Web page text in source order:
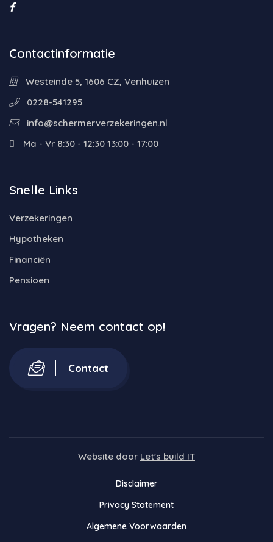
Contactinformatie
Westeinde 5, 1606 CZ, Venhuizen
0228-541295
info@schermerverzekeringen.nl
Ma - Vr 8:30 - 12:30 13:00 - 17:00
Snelle Links
Verzekeringen
Hypotheken
Financiën
Pensioen
Vragen? Neem contact op!
Contact
Website door Let's build IT
Disclaimer
Privacy Statement
Algemene Voorwaarden